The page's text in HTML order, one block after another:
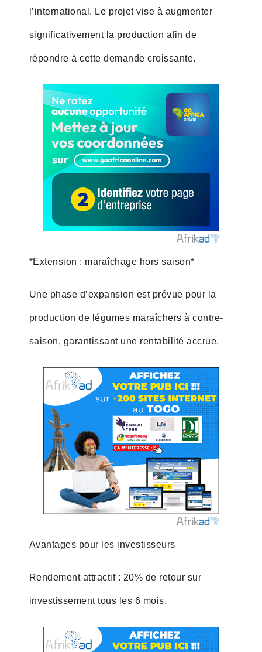
l’international. Le projet vise à augmenter
significativement la production afin de
répondre à cette demande croissante.
*Extension : maraîchage hors saison*
Une phase d’expansion est prévue pour la
production de légumes maraîchers à contre-
saison, garantissant une rentabilité accrue.
Avantages pour les investisseurs
Rendement attractif : 20% de retour sur
investissement tous les 6 mois.